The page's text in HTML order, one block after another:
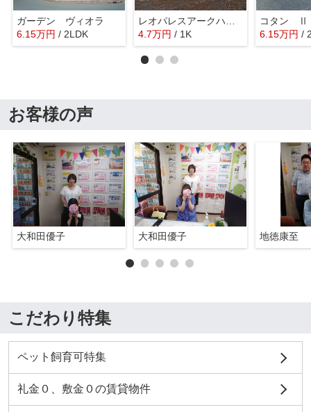
ガーデン ヴィオラ
6.15万円 / 2LDK
4.7万円 / 1K
コタン Ⅱ
6.15万円 /
お客様の声
大和田優子 大和田優子 地徳康至
こだわり特集
ペット飼育可特集
礼金０、敷金０の賃貸物件